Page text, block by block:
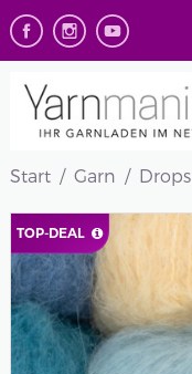
Start Garn Drops
TOP-DEAL